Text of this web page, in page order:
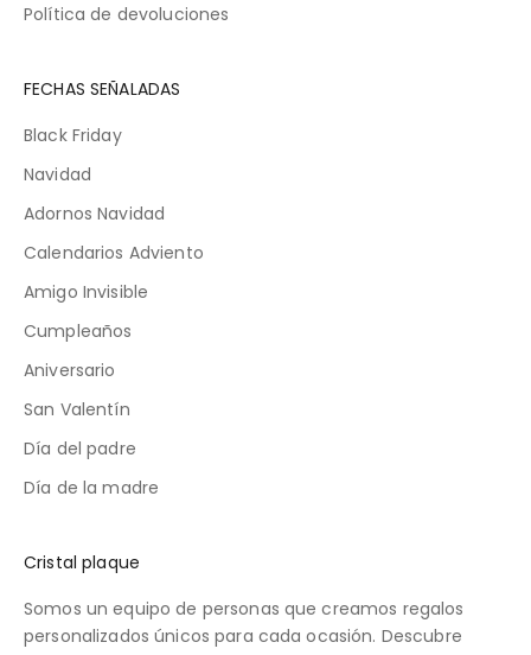
Política de devoluciones
FECHAS SEÑALADAS
Black Friday
Navidad
Adornos Navidad
Calendarios Adviento
Amigo Invisible
Cumpleaños
Aniversario
San Valentín
Día del padre
Día de la madre
Cristal plaque
Somos un equipo de personas que creamos regalos
personalizados únicos para cada ocasión. Descubre